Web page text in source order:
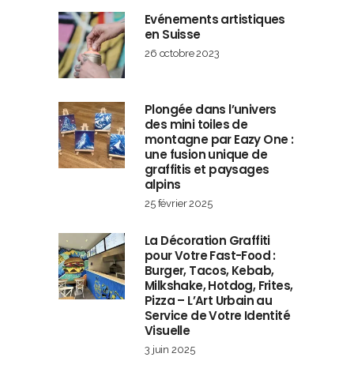
Evénements artistiques
en Suisse
26 octobre 2023
Plongée dans l’univers
des mini toiles de
montagne par Eazy One :
une fusion unique de
graffitis et paysages
alpins
25 février 2025
La Décoration Graffiti
pour Votre Fast-Food :
Burger, Tacos, Kebab,
Milkshake, Hotdog, Frites,
Pizza – L’Art Urbain au
Service de Votre Identité
Visuelle
3 juin 2025